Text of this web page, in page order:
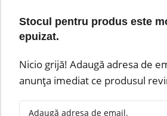
Stocul pentru produs este
epuizat.
Nicio grijă! Adaugă adresa de
anunța imediat ce produsul